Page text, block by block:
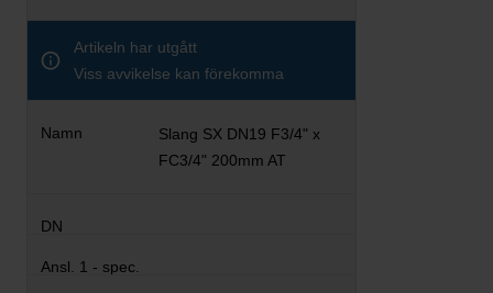
Artikeln har utgått
Viss avvikelse kan förekomma
Slang SX DN19 F3/4" x
FC3/4" 200mm AT